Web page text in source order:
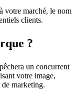
votre marché, le nom
clients.
?
un concurrent
votre image,
marketing.